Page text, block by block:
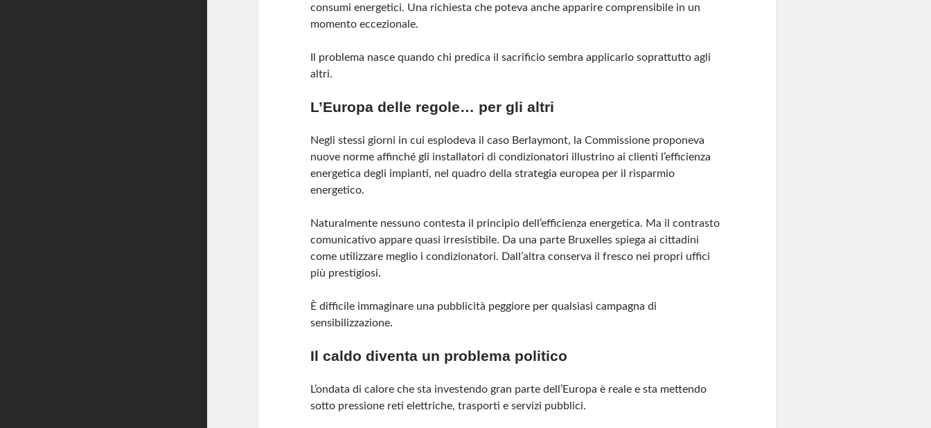
consumi energetici. Una richiesta che poteva anche apparire comprensibile in un
momento eccezionale.
Il problema nasce quando chi predica il sacrificio sembra applicarlo soprattutto agli
altri.
L’Europa delle regole… per gli altri
Negli stessi giorni in cui esplodeva il caso Berlaymont, la Commissione proponeva
nuove norme affinché gli installatori di condizionatori illustrino ai clienti l’efficienza
energetica degli impianti, nel quadro della strategia europea per il risparmio
energetico.
Naturalmente nessuno contesta il principio dell’efficienza energetica. Ma il contrasto
comunicativo appare quasi irresistibile. Da una parte Bruxelles spiega ai cittadini
come utilizzare meglio i condizionatori. Dall’altra conserva il fresco nei propri uffici
più prestigiosi.
È difficile immaginare una pubblicità peggiore per qualsiasi campagna di
sensibilizzazione.
Il caldo diventa un problema politico
L’ondata di calore che sta investendo gran parte dell’Europa è reale e sta mettendo
sotto pressione reti elettriche, trasporti e servizi pubblici.